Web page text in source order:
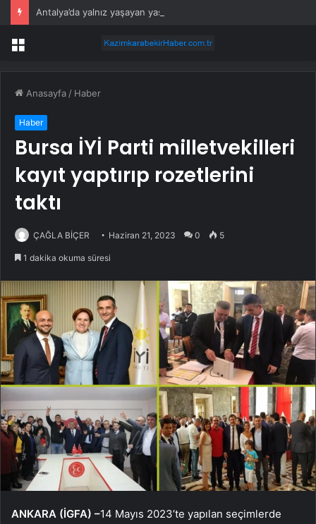
Antalya’da yalnız yaşayan yaşlı adam evinde ölü bulundu
Menü
Anasayfa / Haber
Haber
Bursa İYİ Parti milletvekilleri
kayıt yaptırıp rozetlerini
taktı
ÇAĞLA BİÇER Haziran 21, 2023 0 5
1 dakika okuma süresi
ANKARA (İGFA) –14 Mayıs 2023’te yapılan seçimlerde